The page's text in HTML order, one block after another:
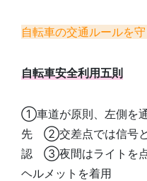
自転車の交通ルールを
自転車安全利用五則
①車道が原則、左側を
先 ②交差点では信号と
認 ③夜間はライト
ヘルメットを着用